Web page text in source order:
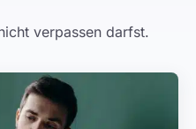
verpassen darfst.